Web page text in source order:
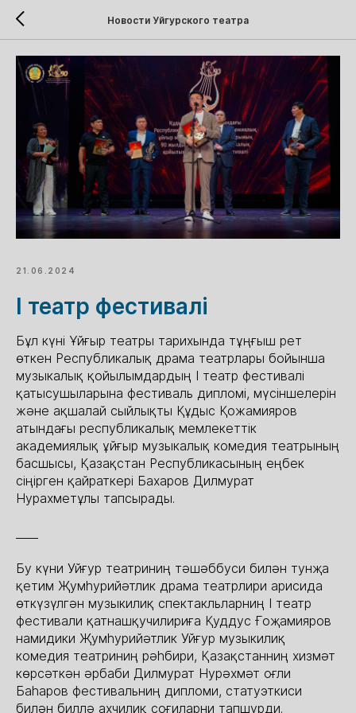
Новости Уйгурского театра
21.06.2024
I театр фестивалі
Бұл күні Ұйғыр театры тарихында тұңғыш рет
өткен Республикалық драма театрлары бойынша
музыкалық қойылымдардың I театр фестивалі
қатысушыларына фестиваль дипломі, мүсіншелерін
және ақшалай сыйлықты Құдыс Қожамияров
атындағы республикалық мемлекеттік
академиялық ұйғыр музыкалық комедия театрының
басшысы, Қазақстан Республикасының еңбек
сіңірген қайраткері Бахаров Дилмурат
Нурахметұлы тапсырады.
Бу күни Уйғур театриниң тәшәббуси билән тунҗа
қетим Җумһурийәтлик драма театрлири арисида
өткүзүлгән музыкилиқ спектакльларниң І театр
фестивали қатнашқучилириға Қуддус Ғоҗамияров
намидики Җумһурийәтлик Уйғур музыкилиқ
комедия театриниң рәһбири, Қазақстанниң хизмәт
көрсәткән әрбаби Дилмурат Нурәхмәт оғли
Баһаров фестивальниң дипломи, статуэткиси
билән биллә ахчилиқ соғиларни тапшурди.